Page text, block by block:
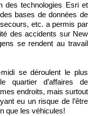
bases de données de
etc. a permis par
des accidents sur New
se rendent au travail
se déroulent le plus
quartier d’affaires de
endroits, mais surtout
eu un risque de l’être
que les véhicules!